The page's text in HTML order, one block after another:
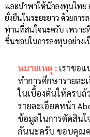
และนำพาให้นักลงทุนไทย
ยั่งยืนในระยะยาว ด้วยกา
ท่านที่สนใจนะครับ เพรา
ชื่นชอบในการลงทุนอย่าง
หมายเหตุ : เราขอ
ทำการศึกษารายละ
ในเบื้องต้นให้ครบถ้
รายละเอียดหน้า
ข้อมูลในการตัดสินใ
กันนะครับ ขอบคุณ